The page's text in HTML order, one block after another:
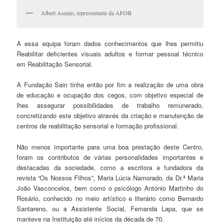
Albert Asenjo, representante da AFOB
A essa equipa foram dados conhecimentos que lhes permitiu
Reabilitar deficientes visuais adultos e formar pessoal técnico
em Reabilitação Sensorial.
A Fundação Sain tinha então por fim a realização de uma obra
de educação e ocupação dos cegos, com objetivo especial de
lhes assegurar possibilidades de trabalho remunerado,
concretizando este objetivo através da criação e manutenção de
centros de reabilitação sensorial e formação profissional.
Não menos importante para uma boa prestação deste Centro,
foram os contributos de várias personalidades importantes e
destacadas da sociedade, como a escritora e fundadora da
revista “Os Nossos Filhos”, Maria Lúcia Namorado, da Dr.ª Maria
João Vasconcelos, bem como o psicólogo António Martinho do
Rosário, conhecido no meio artístico e literário como Bernardo
Santareno, ou a Assistente Social, Fernanda Lapa, que se
manteve na Instituição até inícios da década de 70.